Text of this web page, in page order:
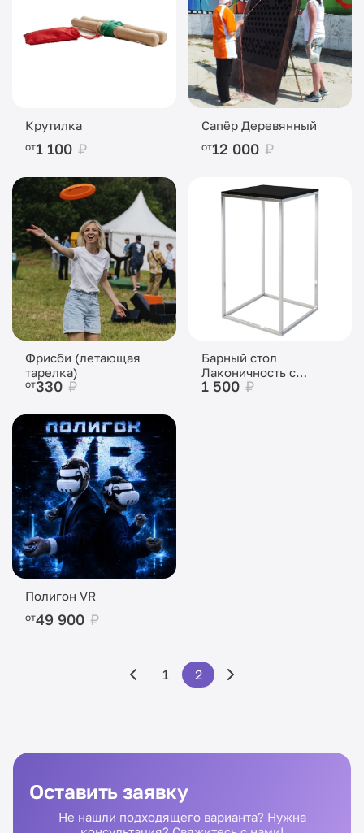
Крутилка
от1 100 ₽
Сапёр Деревянный
от12 000 ₽
Фрисби (летающая
тарелка)
от330 ₽
Барный стол
Лаконичность с
чёрной столешницей
1 500 ₽
Полигон VR
от49 900 ₽
1 2
Оставить заявку
Не нашли подходящего варианта? Нужна